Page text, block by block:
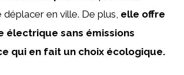
déplacer en ville. De plus, elle offre
électrique sans émissions
qui en fait un choix écologique.